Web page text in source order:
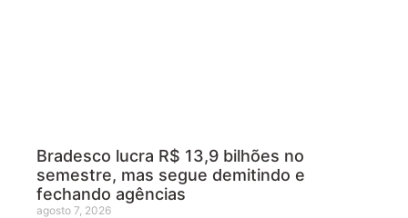
Bradesco lucra R$ 13,9 bilhões no
semestre, mas segue demitindo e
fechando agências
agosto 7, 2026